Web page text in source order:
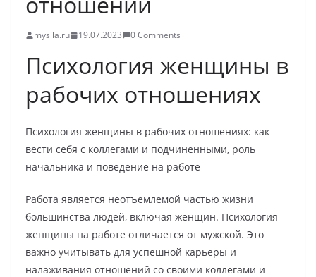
mysila.ru 19.07.2023 0 Comments
Психология женщины в
рабочих отношениях
Психология женщины в рабочих отношениях: как
вести себя с коллегами и подчиненными, роль
начальника и поведение на работе
Работа является неотъемлемой частью жизни
большинства людей, включая женщин. Психология
женщины на работе отличается от мужской. Это
важно учитывать для успешной карьеры и
налаживания отношений со своими коллегами и